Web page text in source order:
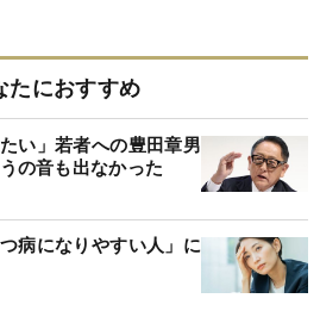
たにおすすめ
い」若者への豊田章男
の音も出なかった
病になりやすい人」に